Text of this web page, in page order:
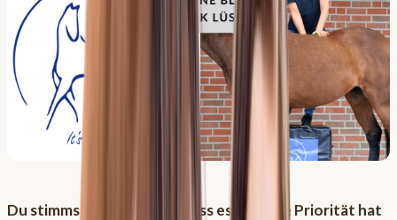
Du stimmst mir sicher zu, dass es oberste Priorität hat